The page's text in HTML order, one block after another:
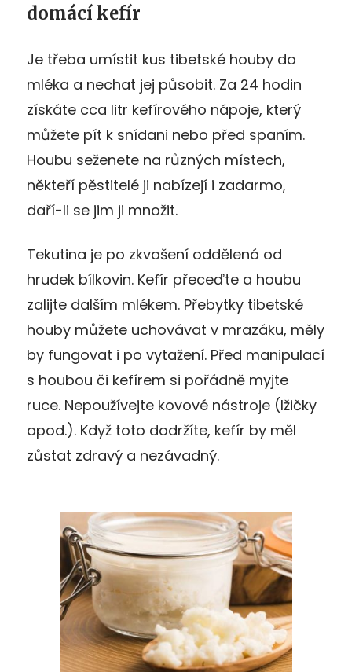
domácí kefír
Je třeba umístit kus tibetské houby do
mléka a nechat jej působit. Za 24 hodin
získáte cca litr kefírového nápoje, který
můžete pít k snídani nebo před spaním.
Houbu seženete na různých místech,
někteří pěstitelé ji nabízejí i zadarmo,
daří-li se jim ji množit.
Tekutina je po zkvašení oddělená od
hrudek bílkovin. Kefír přeceďte a houbu
zalijte dalším mlékem. Přebytky tibetské
houby můžete uchovávat v mrazáku, měly
by fungovat i po vytažení. Před manipulací
s houbou či kefírem si pořádně myjte
ruce. Nepoužívejte kovové nástroje (lžičky
apod.). Když toto dodržíte, kefír by měl
zůstat zdravý a nezávadný.